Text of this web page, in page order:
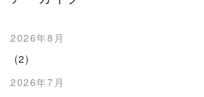
2026年8月
(2)
2026年7月